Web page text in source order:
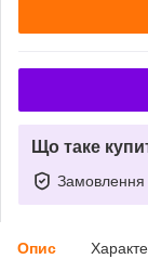
Що таке
Замовлення
Опис